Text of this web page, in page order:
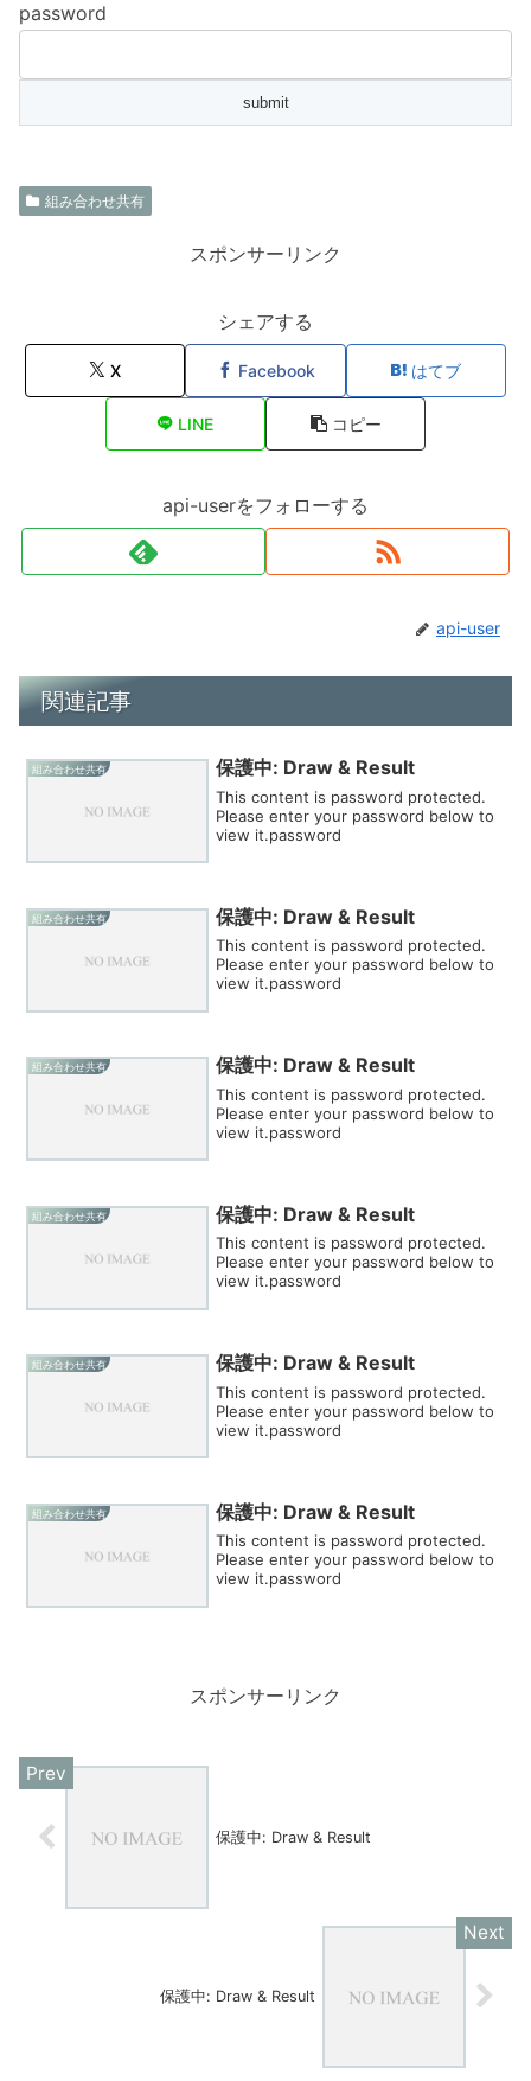
password
組み合わせ共有
スポンサーリンク
シェアする
X Facebook はてブ
LINE コピー
api-userをフォローする
api-user
関連記事
組み合わせ共有 保護中: Draw & Result
This content is password protected.
Please enter your password below to
view it.password
組み合わせ共有 保護中: Draw & Result
This content is password protected.
Please enter your password below to
view it.password
組み合わせ共有 保護中: Draw & Result
This content is password protected.
Please enter your password below to
view it.password
組み合わせ共有 保護中: Draw & Result
This content is password protected.
Please enter your password below to
view it.password
組み合わせ共有 保護中: Draw & Result
This content is password protected.
Please enter your password below to
view it.password
組み合わせ共有 保護中: Draw & Result
This content is password protected.
Please enter your password below to
view it.password
スポンサーリンク
保護中: Draw & Result
保護中: Draw & Result